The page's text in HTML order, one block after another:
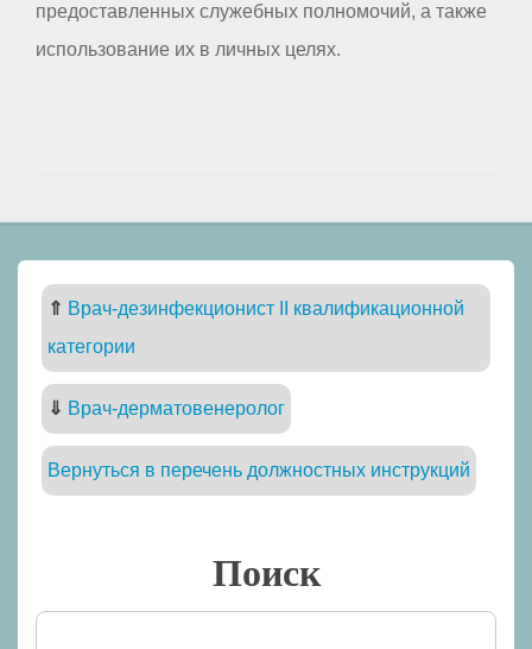
предоставленных служебных полномочий, а также
использование их в личных целях.
⇑ Врач-дезинфекционист II квалификационной
категории
⇓ Врач-дерматовенеролог
Вернуться в перечень должностных инструкций
Поиск